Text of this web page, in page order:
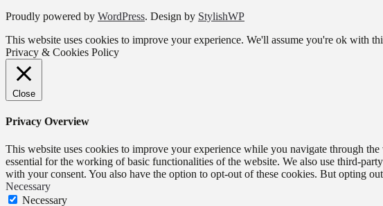
Proudly powered by WordPress. Design by StylishWP
This website uses cookies to improve your experience. We'll assume you're ok with
Privacy & Cookies Policy
Close
Privacy Overview
This website uses cookies to improve your experience while you navigate through
essential for the working of basic functionalities of the website. We also use third-
with your consent. You also have the option to opt-out of these cookies. But opting
Necessary
Necessary